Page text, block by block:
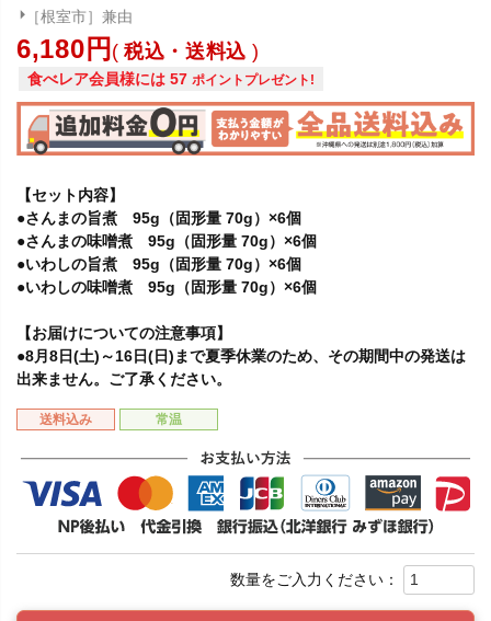
［根室市］兼由
6,180 税込・送料込
食べレア会員様には 57 ポイントプレゼント!
【セット内容】
●さんまの旨煮 95g（固形量 70g）×6個
●さんまの味噌煮 95g（固形量 70g）×6個
●いわしの旨煮 95g（固形量 70g）×6個
●いわしの味噌煮 95g（固形量 70g）×6個
【お届けについての注意事項】
●8月8日(土)～16日(日)まで夏季休業のため、その期間中の発送は
出来ません。ご了承ください。
送料込み 常温